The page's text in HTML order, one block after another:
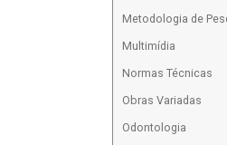
Metodologia de
Multimídia
Normas Técnicas
Obras Variadas
Odontologia